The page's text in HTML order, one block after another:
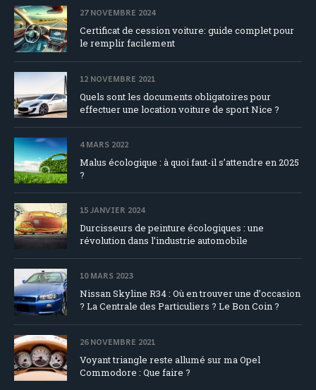
27 NOVEMBRE 2024
Certificat de cession voiture: guide complet pour
le remplir facilement
12 NOVEMBRE 2021
Quels sont les documents obligatoires pour
effectuer une location voiture de sport Nice ?
4 MARS 2022
Malus écologique : à quoi faut-il s’attendre en 2025
?
15 JANVIER 2024
Durcisseurs de peinture écologiques : une
révolution dans l’industrie automobile
10 MARS 2023
Nissan Skyline R34 : Où en trouver une d’occasion
? La Centrale des Particuliers ? Le Bon Coin ?
26 NOVEMBRE 2021
Voyant triangle reste allumé sur ma Opel
Commodore : Que faire ?